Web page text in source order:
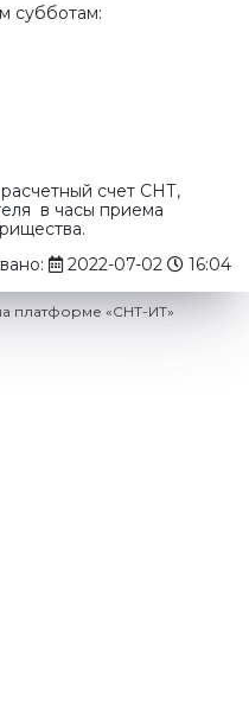
субботам:
счет СНТ,
в часы приема
2022-07-02 16:04
платформе «СНТ-ИТ»